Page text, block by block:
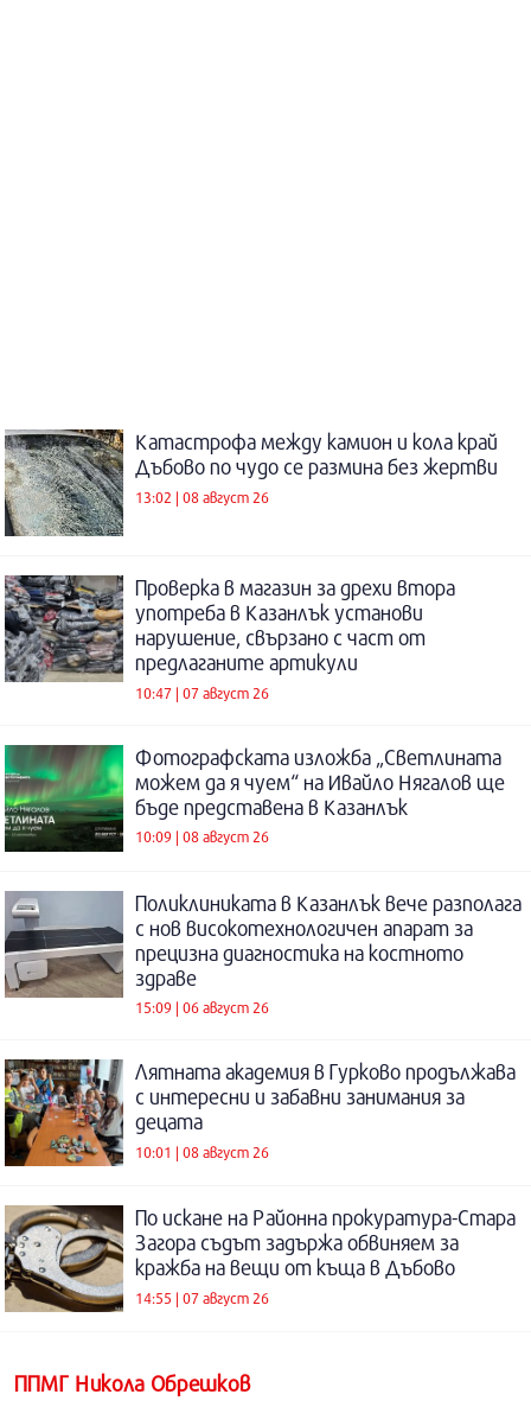
Катастрофа между камион и кола край
Дъбово по чудо се размина без жертви
13:02 | 08 август 26
Проверка в магазин за дрехи втора
употреба в Казанлък установи
нарушение, свързано с част от
предлаганите артикули
10:47 | 07 август 26
Фотографската изложба „Светлината
можем да я чуем“ на Ивайло Нягалов ще
бъде представена в Казанлък
10:09 | 08 август 26
Поликлиниката в Казанлък вече разполага
с нов високотехнологичен апарат за
прецизна диагностика на костното
здраве
15:09 | 06 август 26
Лятната академия в Гурково продължава
с интересни и забавни занимания за
децата
10:01 | 08 август 26
По искане на Районна прокуратура-Стара
Загора съдът задържа обвиняем за
кражба на вещи от къща в Дъбово
14:55 | 07 август 26
ППМГ Никола Обрешков